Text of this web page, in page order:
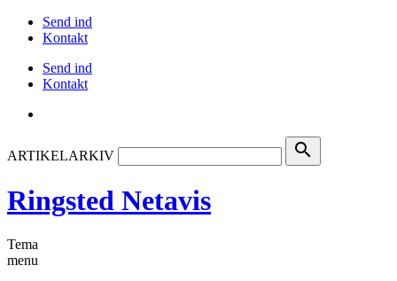
Send ind
Kontakt
Send ind
Kontakt
ARTIKELARKIV search
Ringsted Netavis
Tema
menu